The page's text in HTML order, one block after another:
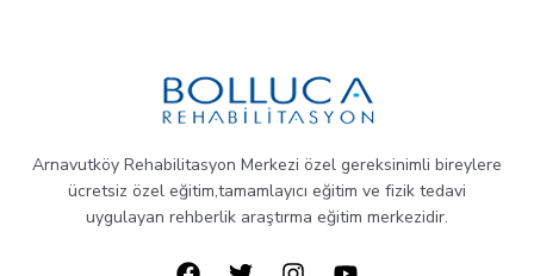
Arnavutköy Rehabilitasyon Merkezi özel gereksinimli bireylere
ücretsiz özel eğitim,tamamlayıcı eğitim ve fizik tedavi
uygulayan rehberlik araştırma eğitim merkezidir.